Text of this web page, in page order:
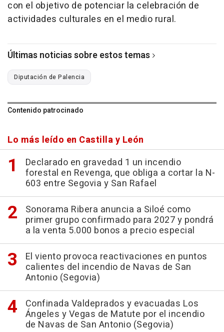
con el objetivo de potenciar la celebración de
actividades culturales en el medio rural.
Últimas noticias sobre estos temas
Diputación de Palencia
Contenido patrocinado
Lo más leído en Castilla y León
Declarado en gravedad 1 un incendio
forestal en Revenga, que obliga a cortar la N-
603 entre Segovia y San Rafael
Sonorama Ribera anuncia a Siloé como
primer grupo confirmado para 2027 y pondrá
a la venta 5.000 bonos a precio especial
El viento provoca reactivaciones en puntos
calientes del incendio de Navas de San
Antonio (Segovia)
Confinada Valdeprados y evacuadas Los
Ángeles y Vegas de Matute por el incendio
de Navas de San Antonio (Segovia)